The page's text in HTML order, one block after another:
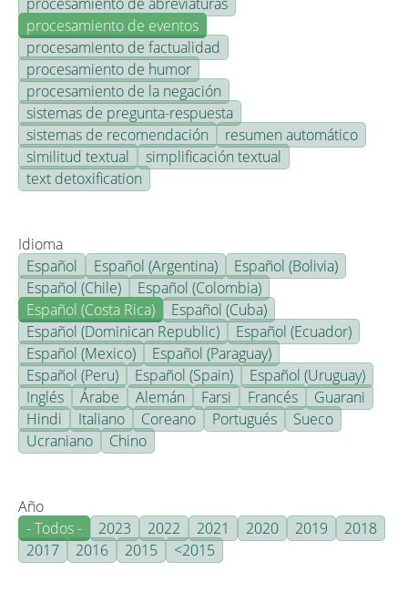
procesamiento de eventos
procesamiento de factualidad
procesamiento de humor
procesamiento de la negación
sistemas de pregunta-respuesta
sistemas de recomendación
resumen automático
similitud textual
simplificación textual
text detoxification
Idioma
Español
Español (Argentina)
Español (Bolivia)
Español (Chile)
Español (Colombia)
Español (Costa Rica)
Español (Cuba)
Español (Dominican Republic)
Español (Ecuador)
Español (Mexico)
Español (Paraguay)
Español (Peru)
Español (Spain)
Español (Uruguay)
Inglés
Árabe Alemán Farsi Francés
Guarani
Hindi
Italiano Coreano Portugués
Sueco
Ucraniano
Chino
Año
- Todos -
2023 2022 2021 2020 2019
2018
2017
2016 2015 <2015